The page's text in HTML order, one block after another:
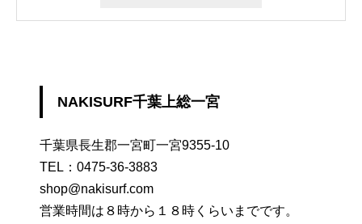
NAKISURF千葉上総一宮
千葉県長生郡一宮町一宮9355-10
TEL： 0475-36-3883
shop@nakisurf.com
営業時間は８時から１８時くらいまでです。